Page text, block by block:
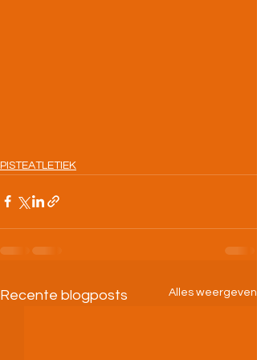
PISTEATLETIEK
Recente blogposts Alles weergeven